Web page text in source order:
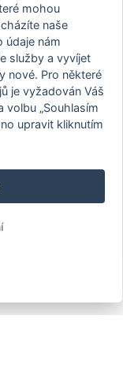
mohou
naše
údaje nám
služby a vyvíjet
nové. Pro některé
je vyžadován Váš
volbu „Souhlasím
upravit kliknutím